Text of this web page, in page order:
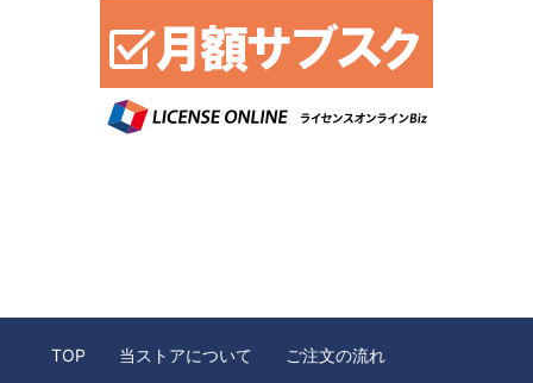
TOP 当ストアについて ご注文の流れ